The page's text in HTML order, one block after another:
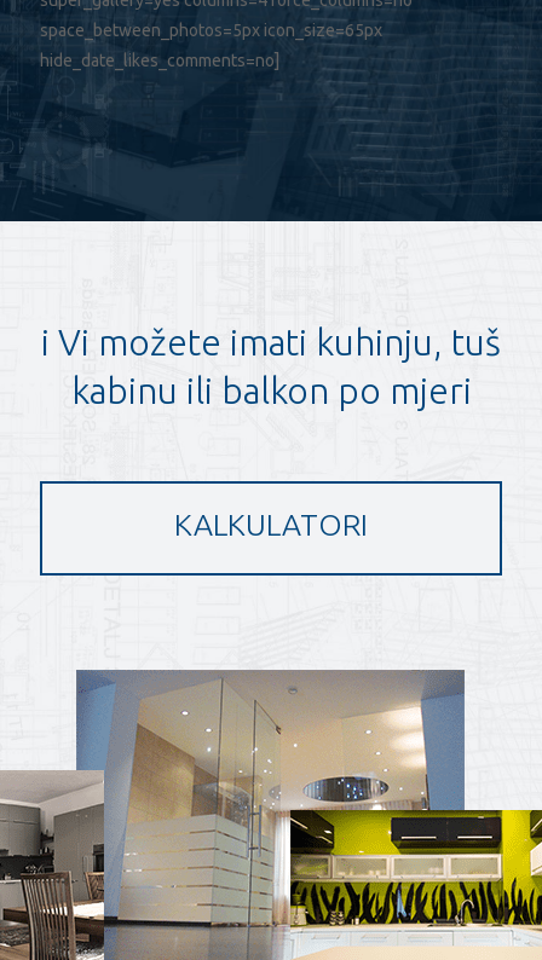
space_between_photos=5px icon_size=65px
hide_date_likes_comments=no]
i Vi možete imati kuhinju, tuš
kabinu ili balkon po mjeri
KALKULATORI